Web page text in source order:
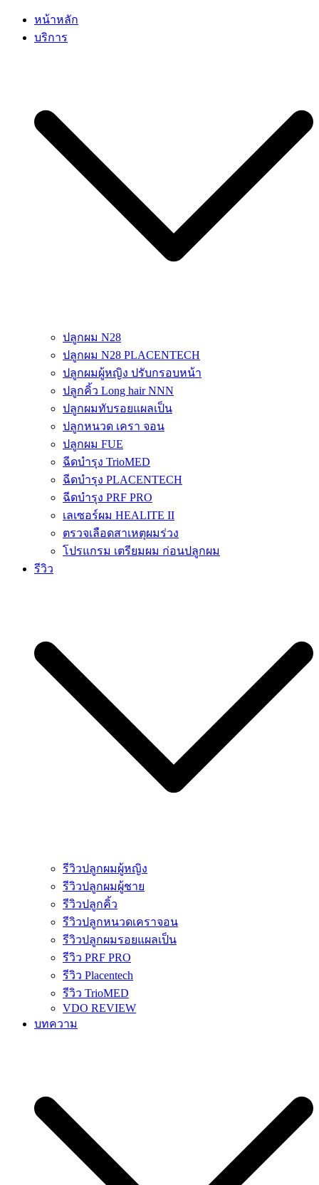
หน้าหลัก
บริการ
ปลูกผม N28
ปลูกผม N28 PLACENTECH
ปลูกผมผู้หญิง ปรับกรอบหน้า
ปลูกคิ้ว Long hair NNN
ปลูกผมทับรอยแผลเป็น
ปลูกหนวด เครา จอน
ปลูกผม FUE
ฉีดบำรุง TrioMED
ฉีดบำรุง PLACENTECH
ฉีดบำรุง PRF PRO
เลเซอร์ผม HEALITE II
ตรวจเลือดสาเหตุผมร่วง
โปรแกรม เตรียมผม ก่อนปลูกผม
รีวิว
รีวิวปลูกผมผู้หญิง
รีวิวปลูกผมผู้ชาย
รีวิวปลูกคิ้ว
รีวิวปลูกหนวดเคราจอน
รีวิวปลูกผมรอยแผลเป็น
รีวิว PRF PRO
รีวิว Placentech
รีวิว TrioMED
VDO REVIEW
บทความ